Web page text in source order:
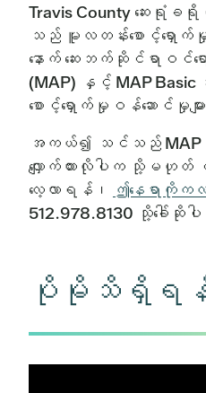
Travis County ဆေးရုံခ
သည် မူလတန်းစောင့်ရှောက်မှုပ
နောက် ဆေးဘက်ဆိုင်ရာဝ
(MAP) နှင့် MAP Basic
စောင့်ရှောက်မှုဝန်ဆောင်မှုမ
အကယ်၍ သင်သည်
လျှောက်ထားလိုပါက သို့မဟု
လေ့လာရန်၊
ဤနေရာကို
512.978.8130 သို့ခေါ်ဆိုပ
ပိုမိုသိရှိရ